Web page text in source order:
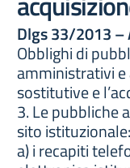
Dlgs 33/2013 –
Obblighi di
amministrativi
sostitutive e
3. Le pubbliche
sito istituzionale:
a) i recapiti